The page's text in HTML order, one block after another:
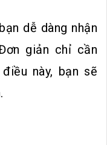
dễ dàng nhận
giản chỉ cần
này, bạn sẽ